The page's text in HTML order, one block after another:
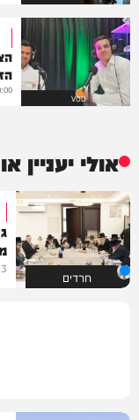
VOD
אולי יעניין
חרדים